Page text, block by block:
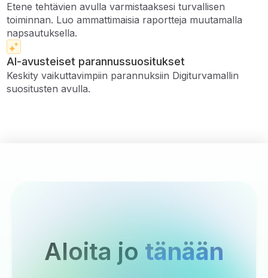
Etene tehtävien avulla varmistaaksesi turvallisen
toiminnan. Luo ammattimaisia ​​raportteja muutamalla
napsautuksella.
AI-avusteiset parannussuositukset
Keskity vaikuttavimpiin parannuksiin Digiturvamallin
suositusten avulla.
Aloita jo tänään